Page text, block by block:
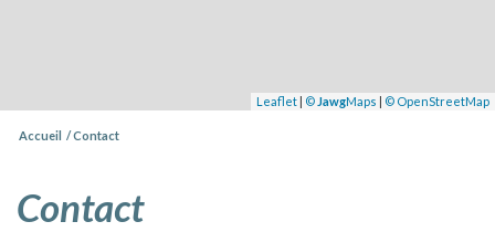
Leaflet © JawgMaps © OpenStreetMap
Accueil Contact
contact